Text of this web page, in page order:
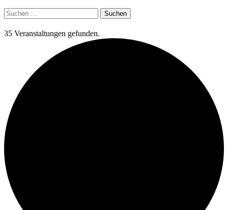
Suchen
nach:
35 Veranstaltungen gefunden.